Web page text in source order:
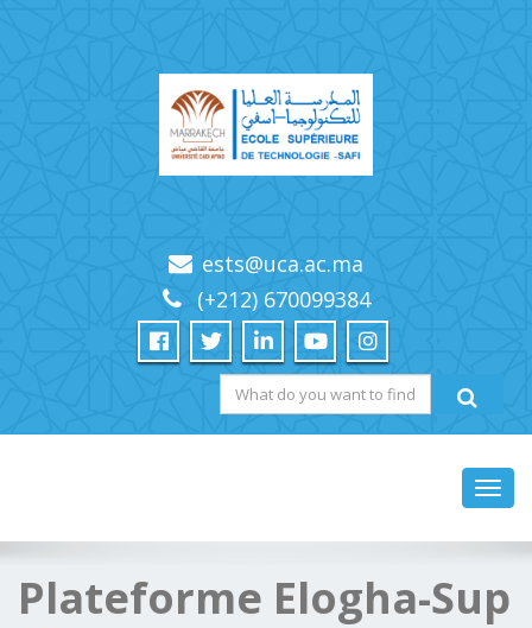
ests@uca.ac.ma
(+212) 670099384
Plateforme Elogha-Sup